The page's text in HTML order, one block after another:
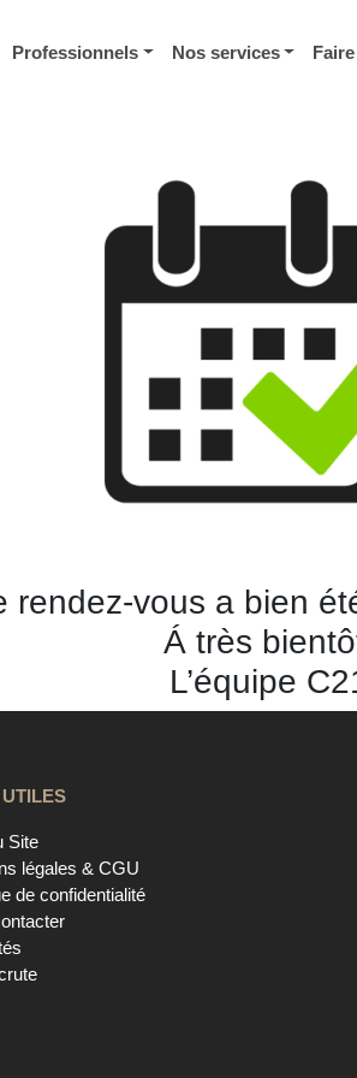
Professionnels Nos services
rendez-vous a bien
Á très
L’équipe
Site
légales & CGU
de confidentialité